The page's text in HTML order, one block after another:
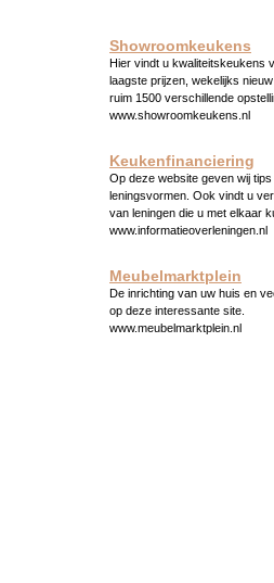
Showroomkeukens
Hier vindt u kwaliteitskeukens
laagste prijzen, wekelijks nieuw
ruim 1500 verschillende
www.showroomkeukens.nl
Keukenfinanciering
Op deze website geven wij
leningsvormen. Ook vindt u
van leningen die u met elkaar
www.informatieoverleningen.nl
Meubelmarktplein
De inrichting van uw huis en
op deze interessante site.
www.meubelmarktplein.nl